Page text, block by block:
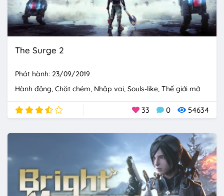
The Surge 2
Phát hành: 23/09/2019
Hành động Chặt chém Nhập vai Souls-like Thế giới mở
33 0 54634